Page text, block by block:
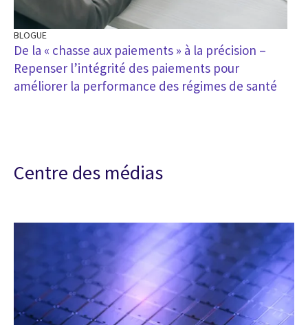
BLOGUE
De la « chasse aux paiements » à la précision –
Repenser l’intégrité des paiements pour
améliorer la performance des régimes de santé
Centre des médias